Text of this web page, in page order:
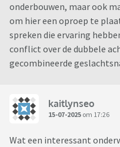
onderbouwen, maar ook
om hier een oproep te
spreken die ervaring
conflict over de dubbele
gecombineerde
kaitlynseo
15-07-2025 om 17:26
Wat een interessant